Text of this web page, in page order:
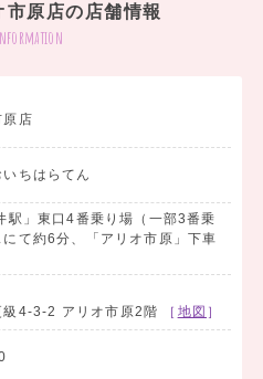
原店の店舗情報
店
ちはらてん
駅」東口4番乗り場（一部3番乗
にて約6分、「アリオ市原」下車
級4-3-2 アリオ市原2階
［ 地図 ］